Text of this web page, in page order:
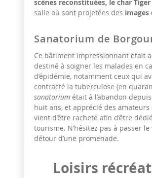
scènes reconstituées, le char
salle où sont projetées des images
Sanatorium de
Ce bâtiment impressionnant était
destiné à soigner les malades en
d’épidémie, notamment ceux qui
contracté la tuberculose (en
sanatorium était à l’abandon
huit ans, et apprécié des amateurs
vient d’être racheté afin d’être
tourisme. N’hésitez pas à passer le
détour d’une promenade.
Loisirs